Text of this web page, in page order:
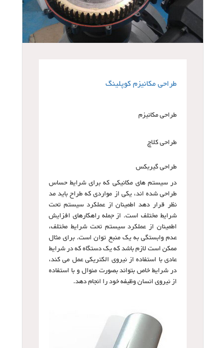
طراحی مکانیزم کوپلینگ
طراحی مکانیزم
طراحی کلاچ
طراحی گیربکس
در سیستم های مکانیکی که برای شرایط حساس
طراحی شده اند، یکی از مواردی که طراح باید مد
نظر قرار دهد اطمینان از عملکرد سیستم تحت
شرایط مختلف است. از جمله راهکارهای افزایش
اطمینان از عملکرد سیستم تحت شرایط مختلف،
عدم وابستگی به یک منبع توان است. برای مثال
ممکن است لازم باشد که یک دستگاه که در شرایط
عادی با استفاده از نیروی الکتریکی عمل می کند،
در شرایط خاص بتواند بصورت منوال و با استفاده
از نیروی انسان وظیفه خود را انجام دهد.